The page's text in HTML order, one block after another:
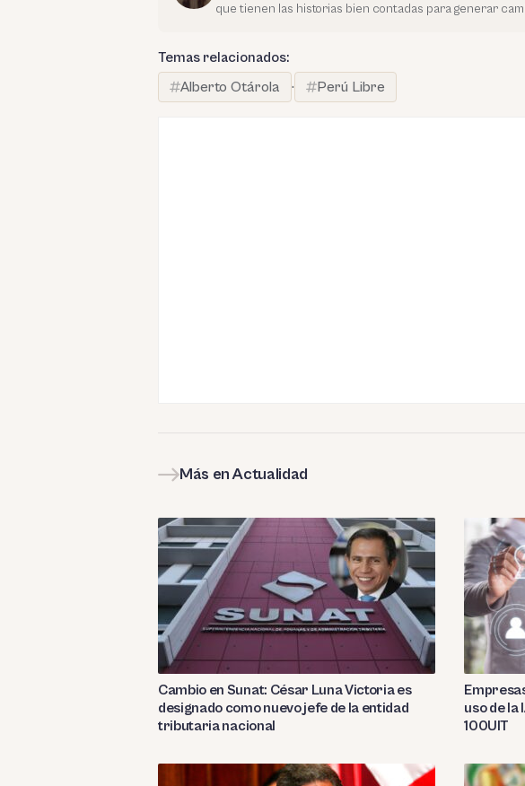
que tienen las historias bien contadas para generar
Temas relacionados:
Alberto Otárola
· Perú Libre
Más en Actualidad
Cambio en Sunat: César Luna Victoria es
designado como nuevo jefe de la entidad
tributaria nacional
uso de la
100UIT